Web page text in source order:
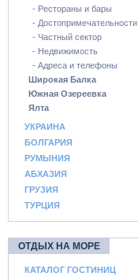
- Рестораны и бары
- Достопримечательности
- Частный сектор
- Недвижимость
- Адреса и телефоны
Широкая Балка
Южная Озереевка
Ялта
УКРАИНА
БОЛГАРИЯ
РУМЫНИЯ
АБХАЗИЯ
ГРУЗИЯ
ТУРЦИЯ
ОТДЫХ НА МОРЕ
КАТАЛОГ ГОСТИНИЦ